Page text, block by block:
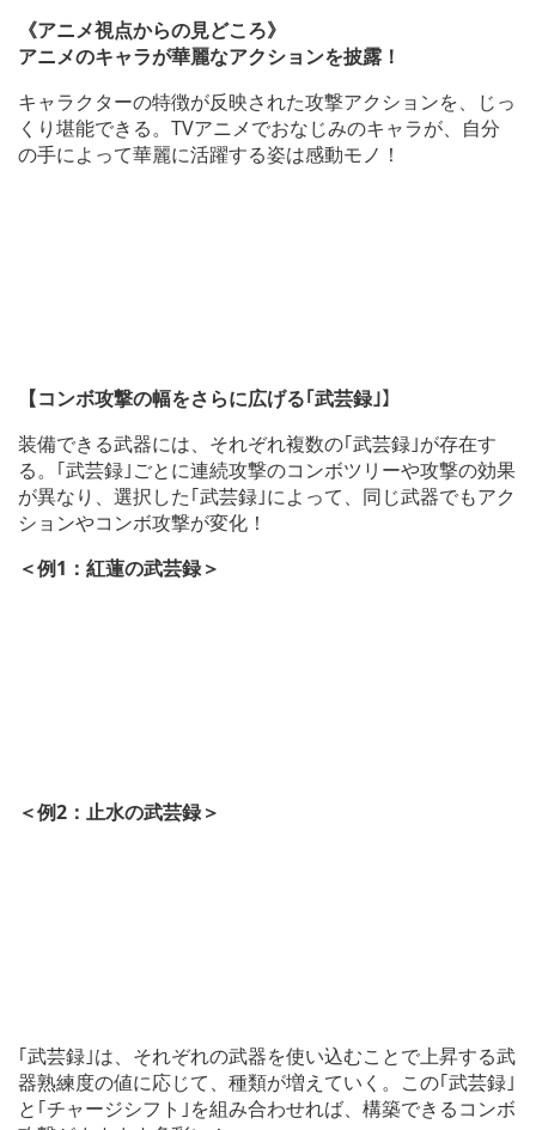
《アニメ視点からの見どころ》
アニメのキャラが華麗なアクションを披露！
キャラクターの特徴が反映された攻撃アクションを、じっ
くり堪能できる。TVアニメでおなじみのキャラが、自分
の手によって華麗に活躍する姿は感動モノ！
【コンボ攻撃の幅をさらに広げる｢武芸録｣】
装備できる武器には、それぞれ複数の｢武芸録｣が存在す
る。｢武芸録｣ごとに連続攻撃のコンボツリーや攻撃の効果
が異なり、選択した｢武芸録｣によって、同じ武器でもアク
ションやコンボ攻撃が変化！
＜例1：紅蓮の武芸録＞
＜例2：止水の武芸録＞
｢武芸録｣は、それぞれの武器を使い込むことで上昇する武
器熟練度の値に応じて、種類が増えていく。この｢武芸録｣
と｢チャージシフト｣を組み合わせれば、構築できるコンボ